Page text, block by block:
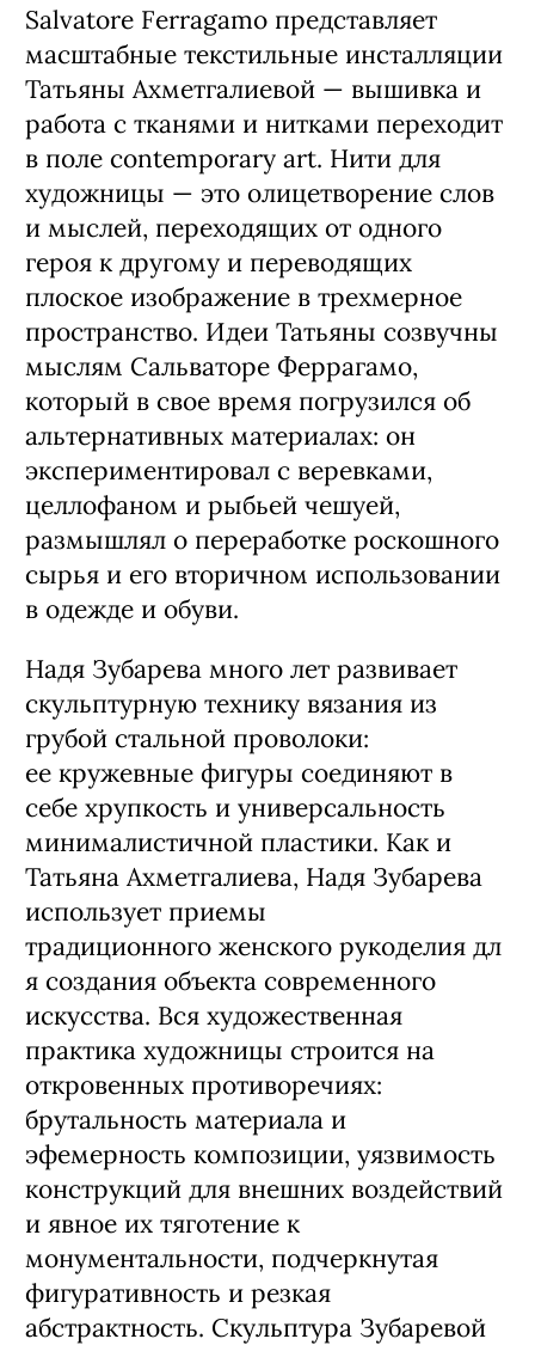
Salvatore Ferragamo представляет
масштабные текстильные инсталляции
Татьяны Ахметгалиевой — вышивка и
работа с тканями и нитками переходит
в поле contemporary art. Нити для
художницы — это олицетворение слов
и мыслей, переходящих от одного
героя к другому и переводящих
плоское изображение в трехмерное
пространство. Идеи Татьяны созвучны
мыслям Сальваторе Феррагамо,
который в свое время погрузился об
альтернативных материалах: он
экспериментировал с веревками,
целлофаном и рыбьей чешуей,
размышлял о переработке роскошного
сырья и его вторичном использовании
в одежде и обуви.
Надя Зубарева много лет развивает
скульптурную технику вязания из
грубой стальной проволоки:
ее кружевные фигуры соединяют в
себе хрупкость и универсальность
минималистичной пластики. Как и
Татьяна Ахметгалиева, Надя Зубарева
использует приемы
традиционного женского рукоделия дл
я создания объекта современного
искусства. Вся художественная
практика художницы строится на
откровенных противоречиях:
брутальность материала и
эфемерность композиции, уязвимость
конструкций для внешних воздействий
и явное их тяготение к
монументальности, подчеркнутая
фигуративность и резкая
абстрактность. Скульптура Зубаревой